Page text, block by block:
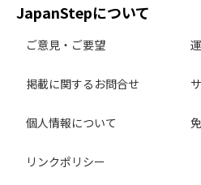
JapanStepについて
ご意見・ご要望
掲載に関するお問合せ
個人情報について
リンクポリシー